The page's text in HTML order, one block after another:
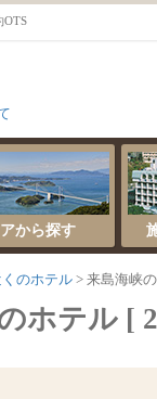
OTS
から探す
のホテル 来島海峡
ホテル [